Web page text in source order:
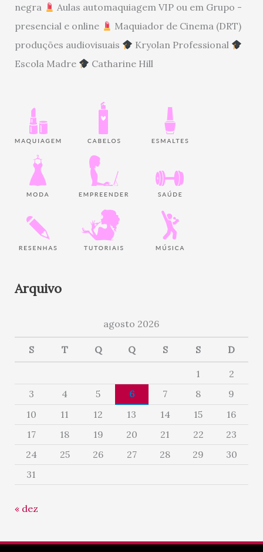
negra
Aulas automaquiagem VIP ou em Grupo -
presencial e online
Maquiador de Cinema (DRT)
produções audiovisuais
Kryolan Professional
Escola Madre
Catharine Hill
Arquivo
agosto 2026
S T Q Q S S D
1
2
3
4 5 6 7 8
9
10
11 12 13 14 15
16
17
18 19 20 21 22
23
24
25 26 27 28 29
30
31
« dez